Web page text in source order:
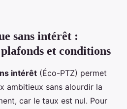
sans intérêt :
et conditions
intérêt (Éco-PTZ) permet
ambitieux sans alourdir la
car le taux est nul. Pour